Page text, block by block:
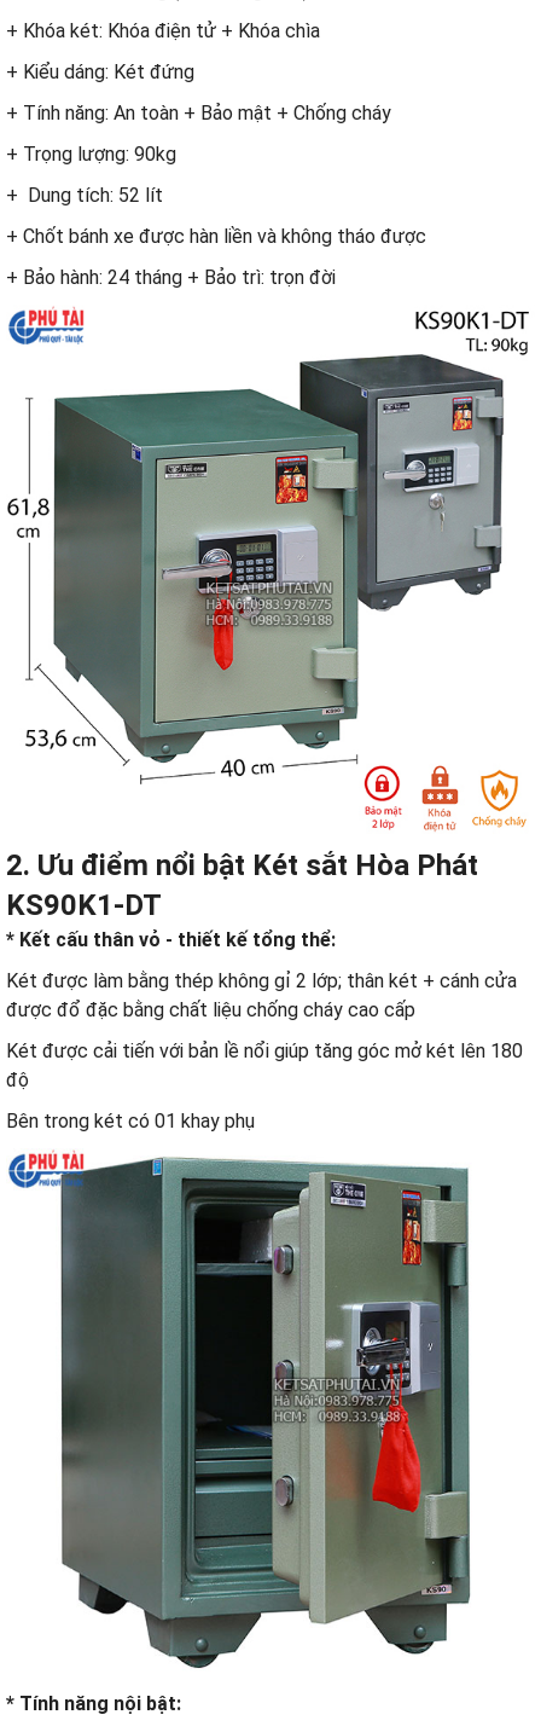
+ Khóa két: Khóa điện tử + Khóa chìa
+ Kiểu dáng: Két đứng
+ Tính năng: An toàn + Bảo mật + Chống cháy
+ Trọng lượng: 90kg
+ Dung tích: 52 lít
+ Chốt bánh xe được hàn liền và không tháo được
+ Bảo hành: 24 tháng + Bảo trì: trọn đời
2. Ưu điểm nổi bật Két sắt Hòa Phát
KS90K1-DT
* Kết cấu thân vỏ - thiết kế tổng thể:
Két được làm bằng thép không gỉ 2 lớp; thân két + cánh cửa
được đổ đặc bằng chất liệu chống cháy cao cấp
Két được cải tiến với bản lề nổi giúp tăng góc mở két lên 180
độ
Bên trong két có 01 khay phụ
* Tính năng nội bật: